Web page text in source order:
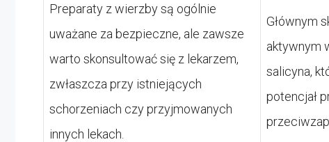
Preparaty z wierzby są ogólnie
uważane za bezpieczne, ale zawsze
warto skonsultować się z lekarzem,
zwłaszcza przy istniejących
schorzeniach czy przyjmowanych
innych lekach.
Głównym
aktywnym
salicyna,
potencjał